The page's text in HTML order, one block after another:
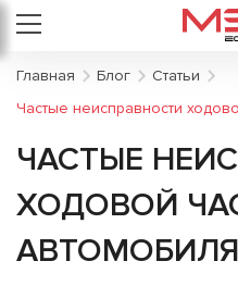
Главная Блог
Статьи
Частые неисправности
ЧАСТЫЕ
ХОДОВОЙ
АВТОМОБИЛЯ